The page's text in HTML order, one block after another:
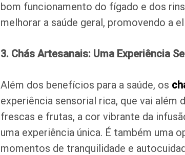
bom funcionamento do fígado e dos
melhorar a saúde geral, promovendo a
3. Chás Artesanais: Uma Experiência
Além dos benefícios para a saúde, os
experiência sensorial rica, que vai além
frescas e frutas, a cor vibrante da
uma experiência única. É também uma
momentos de tranquilidade e